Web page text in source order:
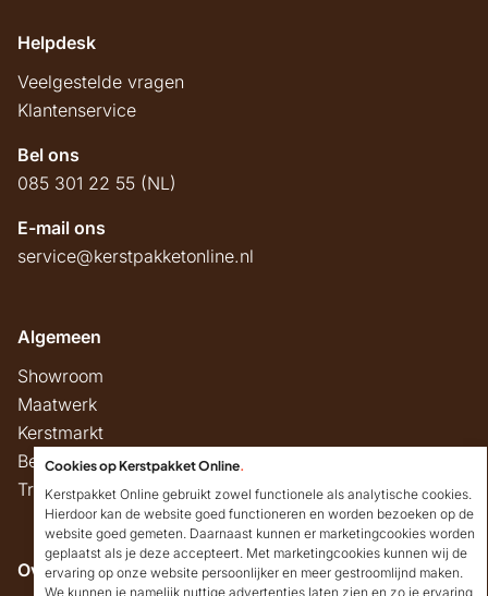
Helpdesk
Veelgestelde vragen
Klantenservice
Bel ons
085 301 22 55 (NL)
E-mail ons
service@kerstpakketonline.nl
Algemeen
Showroom
Maatwerk
Kerstmarkt
Belastingregels
Track & Trace
Overig
Cookies op Kerstpakket Online.
Kerstpakket Online gebruikt zowel functionele als analytische cookies.
Hierdoor kan de website goed functioneren en worden bezoeken op de
website goed gemeten. Daarnaast kunnen er marketingcookies worden
geplaatst als je deze accepteert. Met marketingcookies kunnen wij de
ervaring op onze website persoonlijker en meer gestroomlijnd maken.
We kunnen je namelijk nuttige advertenties laten zien en zo je ervaring